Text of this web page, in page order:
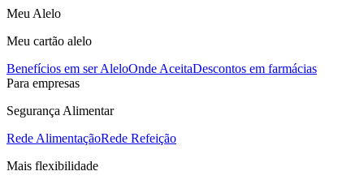
Meu Alelo
Meu cartão alelo
Benefícios em ser AleloOnde AceitaDescontos em farmácias
Para empresas
Segurança Alimentar
Rede AlimentaçãoRede Refeição
Mais flexibilidade